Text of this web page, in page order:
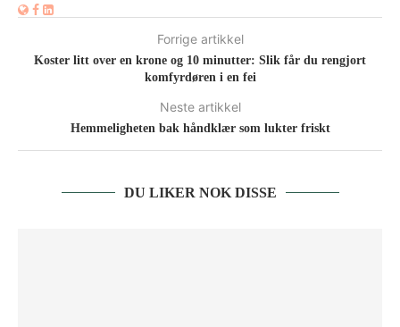
Forrige artikkel
Koster litt over en krone og 10 minutter: Slik får du rengjort
komfyrdøren i en fei
Neste artikkel
Hemmeligheten bak håndklær som lukter friskt
DU LIKER NOK DISSE